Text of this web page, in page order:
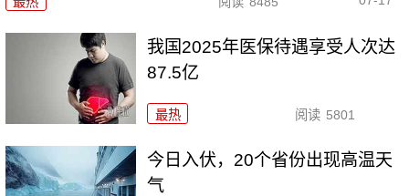
我国2025年医保待遇享受人次达
87.5亿
最热 阅读 5801
今日入伏，20个省份出现高温天
气